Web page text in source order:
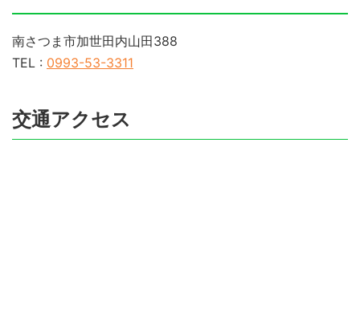
南さつま市加世田内山田388
TEL : 0993-53-3311
交通アクセス